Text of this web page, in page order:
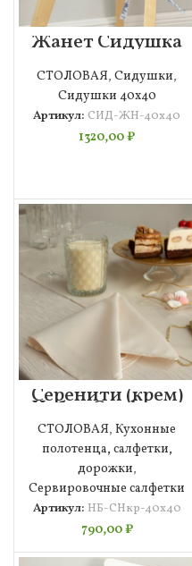
Жанет Сидушка
40х40
СТОЛОВАЯ,Сидушки,
Сидушки 40х40
Артикул: СИД-ЖН-40х40
1320,00₽
Серенити (крем)
Набор Салфеток
40х40
СТОЛОВАЯ,Кухонные
полотенца, салфетки,
дорожки,
Сервировочные салфетки
Артикул: НБ-СНкр-40х40
790,00₽